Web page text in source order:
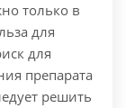
только в
для
для
препарата
решить